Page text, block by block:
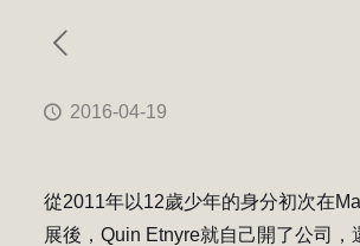
2016-04-19
從2011年以12歲少年的身分初次在
展後，Quin Etnyre就自己開了公司，